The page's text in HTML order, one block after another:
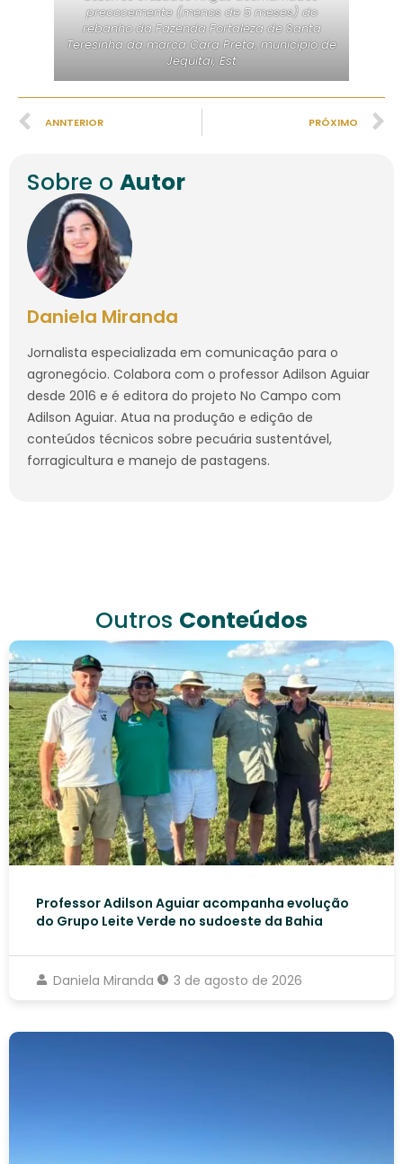
precocemente (menos de 5 meses) do
rebanho da Fazenda Fortaleza de Santa
Teresinha da marca Cara Preta, municipio de
Jequitai, Est
ANNTERIOR PRÓXIMO
Sobre o Autor
Daniela Miranda
Jornalista especializada em comunicação para o
agronegócio. Colabora com o professor Adilson Aguiar
desde 2016 e é editora do projeto No Campo com
Adilson Aguiar. Atua na produção e edição de
conteúdos técnicos sobre pecuária sustentável,
forragicultura e manejo de pastagens.
Outros Conteúdos
Professor Adilson Aguiar acompanha evolução
do Grupo Leite Verde no sudoeste da Bahia
Daniela Miranda 3 de agosto de 2026